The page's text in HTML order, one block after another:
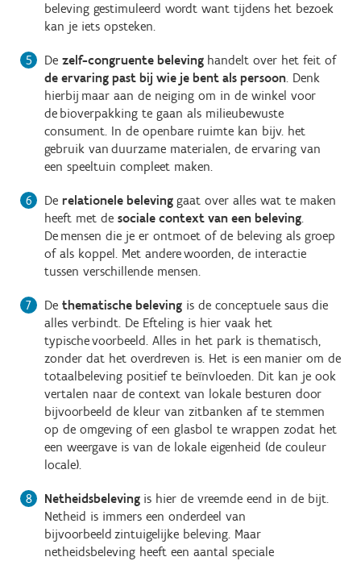
beleving gestimuleerd wordt want tijdens het bezoek
kan je iets opsteken.
De zelf-congruente beleving handelt over het feit of
de ervaring past bij wie je bent als persoon. Denk
hierbij maar aan de neiging om in de winkel voor
de bioverpakking te gaan als milieubewuste
consument. In de openbare ruimte kan bijv. het
gebruik van duurzame materialen, de ervaring van
een speeltuin compleet maken.
De relationele beleving gaat over alles wat te maken
heeft met de sociale context van een beleving.
De mensen die je er ontmoet of de beleving als groep
of als koppel. Met andere woorden, de interactie
tussen verschillende mensen.
De thematische beleving is de conceptuele saus die
alles verbindt. De Efteling is hier vaak het
typische voorbeeld. Alles in het park is thematisch,
zonder dat het overdreven is. Het is een manier om de
totaalbeleving positief te beïnvloeden. Dit kan je ook
vertalen naar de context van lokale besturen door
bijvoorbeeld de kleur van zitbanken af te stemmen
op de omgeving of een glasbol te wrappen zodat het
een weergave is van de lokale eigenheid (de couleur
locale).
Netheidsbeleving is hier de vreemde eend in de bijt.
Netheid is immers een onderdeel van
bijvoorbeeld zintuigelijke beleving. Maar
netheidsbeleving heeft een aantal speciale